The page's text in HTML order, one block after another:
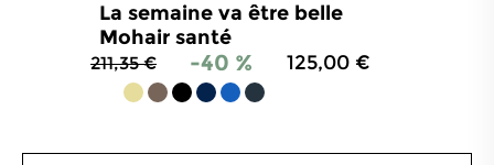
4.8/
La semaine va être belle
Mohair santé
211,35 € -40 % 125,00 €